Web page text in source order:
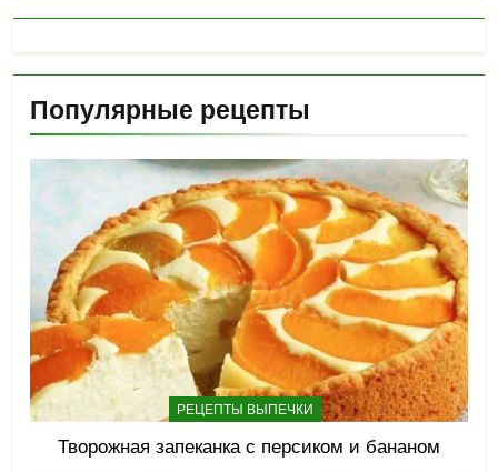
Популярные рецепты
РЕЦЕПТЫ ВЫПЕЧКИ
Творожная запеканка с персиком и бананом